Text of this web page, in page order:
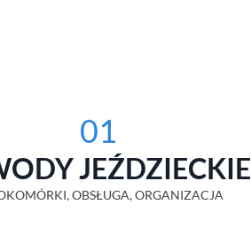
01
JEŹDZIECKIE
OBSŁUGA, ORGANIZACJA